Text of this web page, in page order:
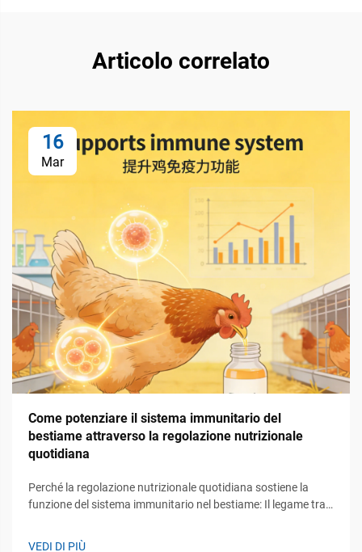
Articolo correlato
16
Mar
Come potenziare il sistema immunitario del
bestiame attraverso la regolazione nutrizionale
quotidiana
Perché la regolazione nutrizionale quotidiana sostiene la
funzione del sistema immunitario nel bestiame: Il legame tra
innata/adattativa. Assumere una corretta nutrizione giorno
VEDI DI PIÙ